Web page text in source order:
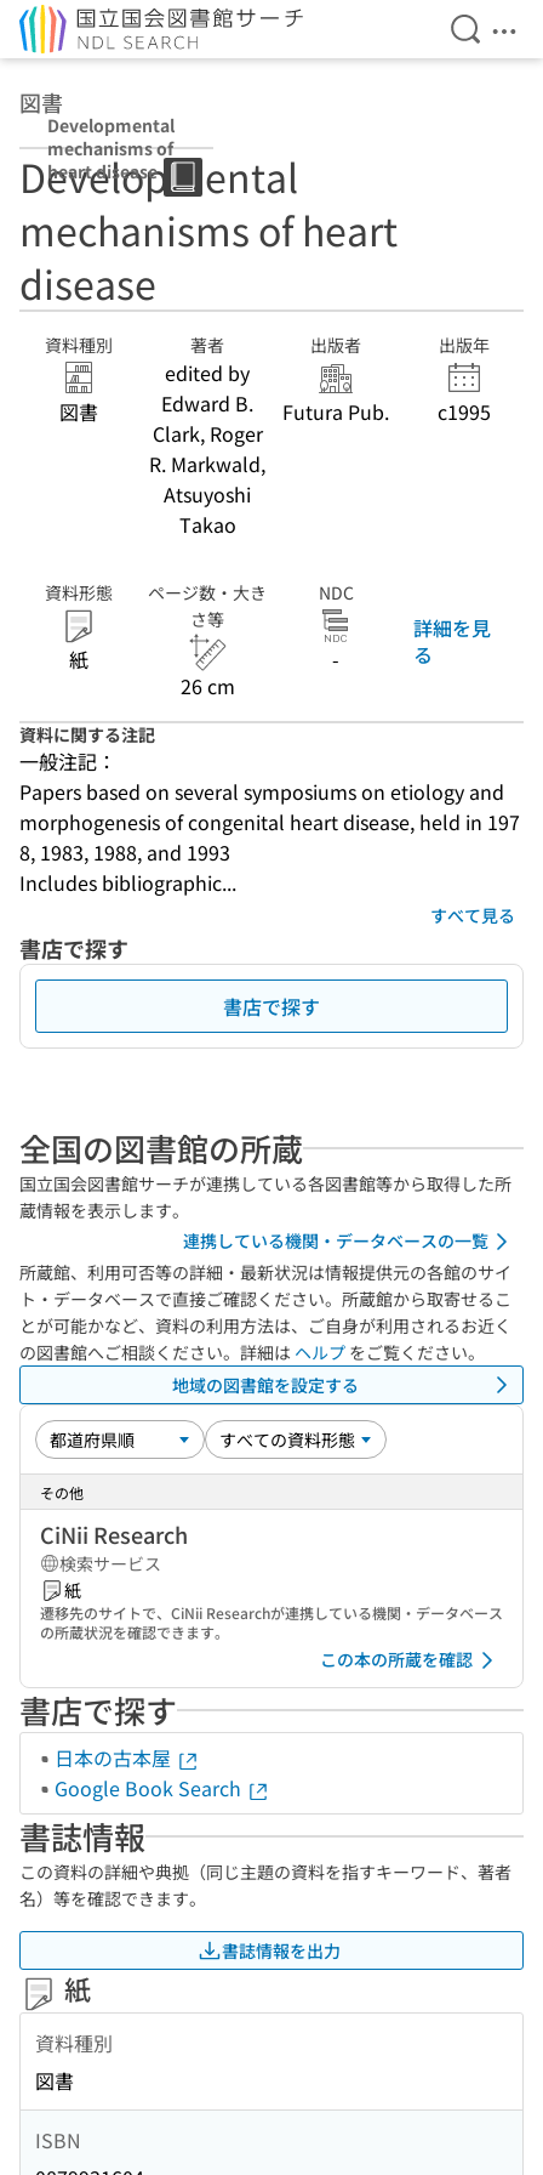
検索を
メ
図書
Developmental
mechanisms of
heart disease
Developmental
mechanisms of heart
disease
資料種別
図書
著者
edited by
Edward B.
Clark, Roger
R. Markwald,
Atsuyoshi
Takao
出版者
Futura Pub.
出版年
c1995
資料形態
紙
ページ数・大き
さ等
26 cm
NDC
-
詳細を見
る
資料に関する注記
一般注記：
Papers based on several symposiums on etiology and
morphogenesis of congenital heart disease, held in 197
8, 1983, 1988, and 1993
Includes bibliographic...
すべて見る
書店で探す
書店で探す
全国の図書館の所蔵
国立国会図書館サーチが連携している各図書館等から取得した所
蔵情報を表示します。
連携している機関・データベースの一覧
所蔵館、利用可否等の詳細・最新状況は情報提供元の各館のサイ
ト・データベースで直接ご確認ください。所蔵館から取寄せるこ
とが可能かなど、資料の利用方法は、ご自身が利用されるお近く
の図書館へご相談ください。詳細は ヘルプ をご覧ください。
地域の図書館を設定する
その他
CiNii Research
検索サービス
紙
遷移先のサイトで、CiNii Researchが連携している機関・データベース
の所蔵状況を確認できます。
この本の所蔵を確認
書店で探す
日本の古本屋
Google Book Search
書誌情報
この資料の詳細や典拠（同じ主題の資料を指すキーワード、著者
名）等を確認できます。
書誌情報を出力
紙
資料種別
図書
ISBN